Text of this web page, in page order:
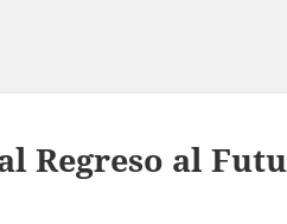
Regreso al